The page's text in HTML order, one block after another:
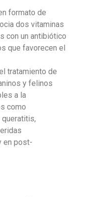
formato de
dos vitaminas
con un antibiótico
que favorecen el
tratamiento de
y felinos
a la
como
en post-